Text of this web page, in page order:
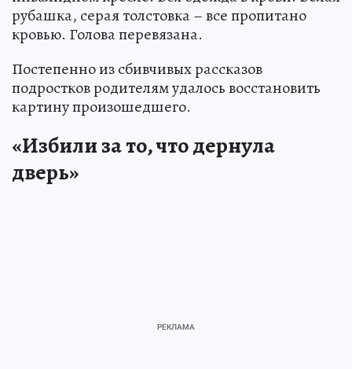
рубашка, серая толстовка – все пропитано
кровью. Голова перевязана.
Постепенно из сбивчивых рассказов
подростков родителям удалось восстановить
картину произошедшего.
«Избили за то, что дернула
дверь»